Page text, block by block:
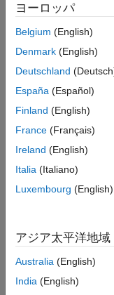
FM
DSSS
ヨーロッパ
Belgium (English)
Denmark (English)
Deutschland
España (Español)
Finland (English)
France (Français)
Ireland (English)
Italia (Italiano)
Luxembourg (English)
アジア太平洋地域
Australia (English)
India (English)
トラストセンター
違法コピー防止
© 1994-2026 The